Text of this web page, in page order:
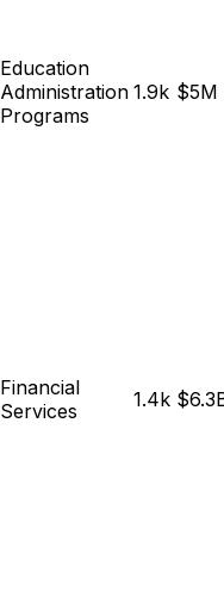
Education
Administration
Programs
1.9k $5M
Financial
Services
1.4k